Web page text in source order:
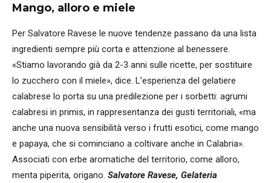
Mango, alloro e miele
Per Salvatore Ravese le nuove tendenze passano da una lista
ingredienti sempre più corta e attenzione al benessere.
«Stiamo lavorando già da 2-3 anni sulle ricette, per sostituire
lo zucchero con il miele», dice. L’esperienza del gelatiere
calabrese lo porta su una predilezione per i sorbetti: agrumi
calabresi in primis, in rappresentanza dei gusti territoriali, «ma
anche una nuova sensibilità verso i frutti esotici, come mango
e papaya, che si cominciano a coltivare anche in Calabria».
Associati con erbe aromatiche del territorio, come alloro,
menta piperita, origano. Salvatore Ravese, Gelateria